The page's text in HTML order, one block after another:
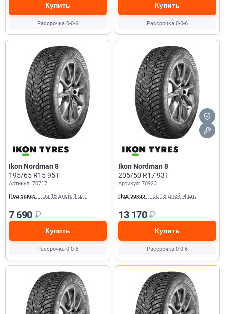
Купить
Рассрочка 0-0-6
Купить
Рассрочка 0-0-6
Ikon Nordman 8
195/65 R15 95T
Артикул: 70717
Под заказ — за 15 дней: 1 шт.
7 690 ₽
Купить
Рассрочка 0-0-6
Ikon Nordman 8
205/50 R17 93T
Артикул: 70923
Под заказ — за 15 дней: 4 шт.
13 170₽
Купить
Рассрочка 0-0-6